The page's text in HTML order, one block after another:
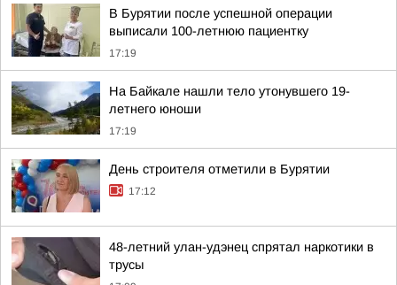
В Бурятии после успешной операции
выписали 100-летнюю пациентку
17:19
На Байкале нашли тело утонувшего 19-
летнего юноши
17:19
День строителя отметили в Бурятии
17:12
48-летний улан-удэнец спрятал наркотики в
трусы